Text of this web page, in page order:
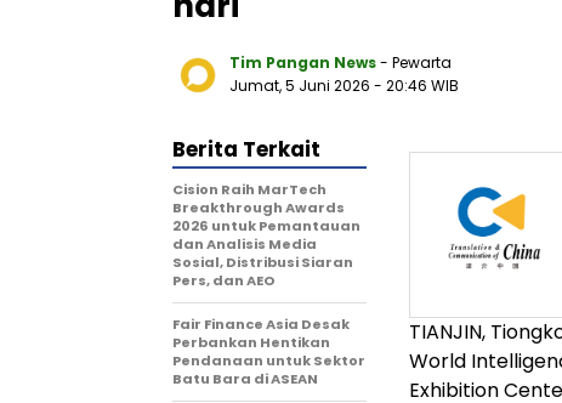
Tim Pangan News- Pewarta
Jumat, 5 Juni 2026 - 20:46 WIB
TIANJIN,
World
Exhibition
Berita Terkait
Cision Raih MarTech
Breakthrough Awards
2026 untuk Pemantauan
dan Analisis Media
Sosial, Distribusi Siaran
Pers, dan AEO
Fair Finance Asia Desak
Perbankan Hentikan
Pendanaan untuk Sektor
Batu Bara di ASEAN